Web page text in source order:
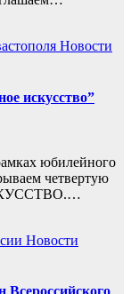
Новости
искусство”
юбилейного
четвертую
Новости